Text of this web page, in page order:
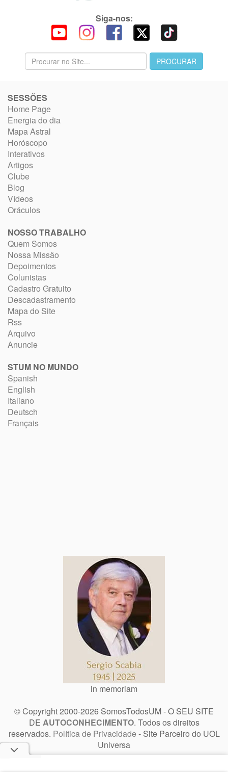
Siga-nos:
SESSÕES
Home Page
Energia do dia
Mapa Astral
Horóscopo
Interativos
Artigos
Clube
Blog
Vídeos
Oráculos
NOSSO TRABALHO
Quem Somos
Nossa Missão
Depoimentos
Colunistas
Cadastro Gratuito
Descadastramento
Mapa do Site
Rss
Arquivo
Anuncie
STUM NO MUNDO
Spanish
English
Italiano
Deutsch
Français
in memoriam
© Copyright 2000-2026 SomosTodosUM - O SEU SITE
DE AUTOCONHECIMENTO. Todos os direitos
reservados. Política de Privacidade - Site Parceiro do UOL
Universa